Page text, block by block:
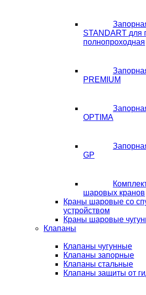
STANDART для
полнопроходная
PREMIUM
OPTIMA
GP
шаровых кранов
Краны шаровые со
устройством
Краны шаровые
Клапаны
Клапаны чугунные
Клапаны запорные
Клапаны стальные
Клапаны защиты от